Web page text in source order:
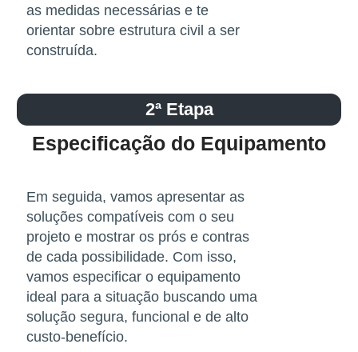
as medidas necessárias e te
orientar sobre estrutura civil a ser
construída.
2ª Etapa
Especificação do Equipamento
Em seguida, vamos apresentar as
soluções compatíveis com o seu
projeto e mostrar os prós e contras
de cada possibilidade. Com isso,
vamos especificar o equipamento
ideal para a situação buscando uma
solução segura, funcional e de alto
custo-benefício.